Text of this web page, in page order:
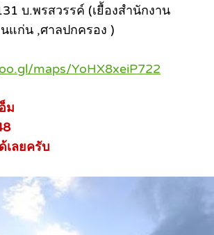
บ.พรสวรรค์ (เยื้องสำนักงาน
แก่น ,ศาลปกครอง )
maps/YoHX8xeiP722
ม
เลยครับ